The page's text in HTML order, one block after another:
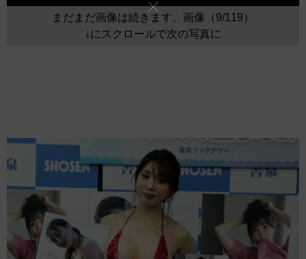
まだまだ画像は続きます。画像（9/119）
↓にスクロールで次の写真に